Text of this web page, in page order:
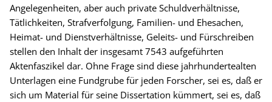
Angelegenheiten, aber auch private Schuldverhältnisse,
Tätlichkeiten, Strafverfolgung, Familien- und Ehesachen,
Heimat- und Dienstverhältnisse, Geleits- und Fürschreiben
stellen den Inhalt der insgesamt 7543 aufgeführten
Aktenfaszikel dar. Ohne Frage sind diese jahrhundertealten
Unterlagen eine Fundgrube für jeden Forscher, sei es, daß er
sich um Material für seine Dissertation kümmert, sei es, daß